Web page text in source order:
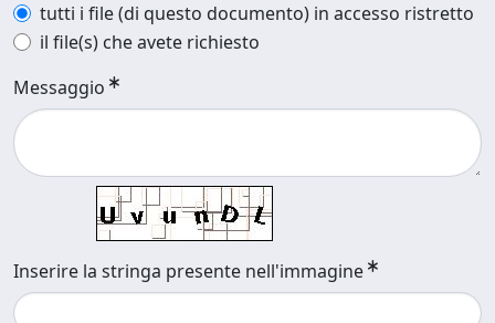
tutti i file (di questo documento) in accesso ristretto
il file(s) che avete richiesto
Messaggio
Inserire la stringa presente nell'immagine